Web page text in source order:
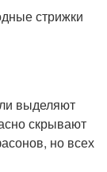
стрижки
выделяют
скрывают
но всех